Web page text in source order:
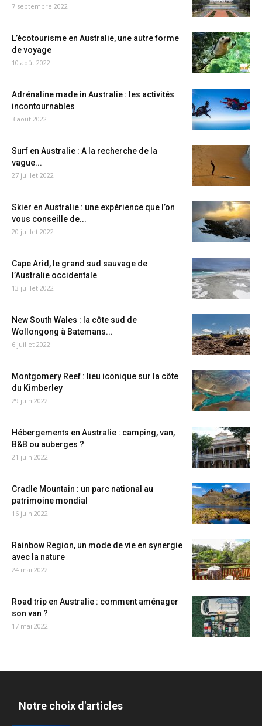
7 septembre 2022
L’écotourisme en Australie, une autre forme
de voyage
10 août 2022
Adrénaline made in Australie : les activités
incontournables
3 août 2022
Surf en Australie : A la recherche de la
vague...
27 juillet 2022
Skier en Australie : une expérience que l’on
vous conseille de...
20 juillet 2022
Cape Arid, le grand sud sauvage de
l’Australie occidentale
13 juillet 2022
New South Wales : la côte sud de
Wollongong à Batemans...
6 juillet 2022
Montgomery Reef : lieu iconique sur la côte
du Kimberley
29 juin 2022
Hébergements en Australie : camping, van,
B&B ou auberges ?
21 juin 2022
Cradle Mountain : un parc national au
patrimoine mondial
16 juin 2022
Rainbow Region, un mode de vie en synergie
avec la nature
24 mai 2022
Road trip en Australie : comment aménager
son van ?
17 mai 2022
Notre choix d'articles